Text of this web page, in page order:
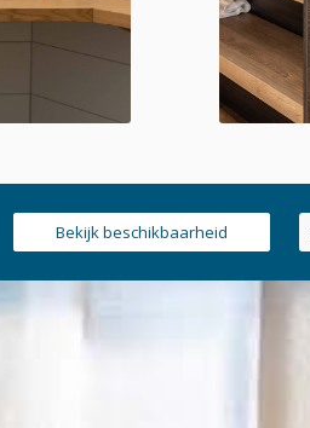
Bekijk beschikbaarheid